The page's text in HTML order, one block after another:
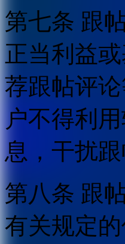
第七条 跟
正当利益
荐跟帖评
户不得利
息，干扰
第八条 跟
有关规定